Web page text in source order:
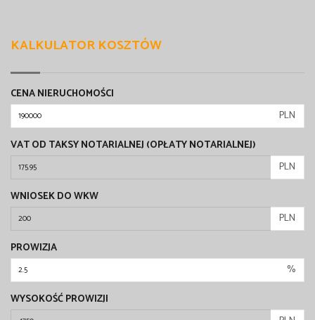
KALKULATOR KOSZTÓW
CENA NIERUCHOMOŚCI
PLN
VAT OD TAKSY NOTARIALNEJ (OPŁATY NOTARIALNEJ)
PLN
WNIOSEK DO WKW
PLN
PROWIZJA
%
WYSOKOŚĆ PROWIZJI